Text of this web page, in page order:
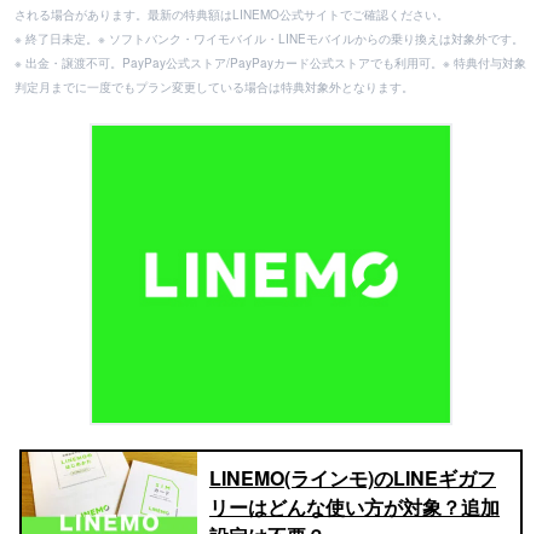
される場合があります。最新の特典額はLINEMO公式サイトでご確認ください。
※ 終了日未定。※ ソフトバンク・ワイモバイル・LINEモバイルからの乗り換えは対象外です。
※ 出金・譲渡不可。PayPay公式ストア/PayPayカード公式ストアでも利用可。※ 特典付与対象
判定月までに一度でもプラン変更している場合は特典対象外となります。
LINEMO(ラインモ)のLINEギガフ
リーはどんな使い方が対象？追加